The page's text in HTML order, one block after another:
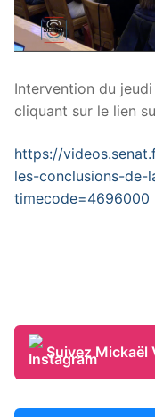
Intervention du
cliquant sur le lien
https://
les-conclusions-de-
timecode=4696000
Suivez Mickaël